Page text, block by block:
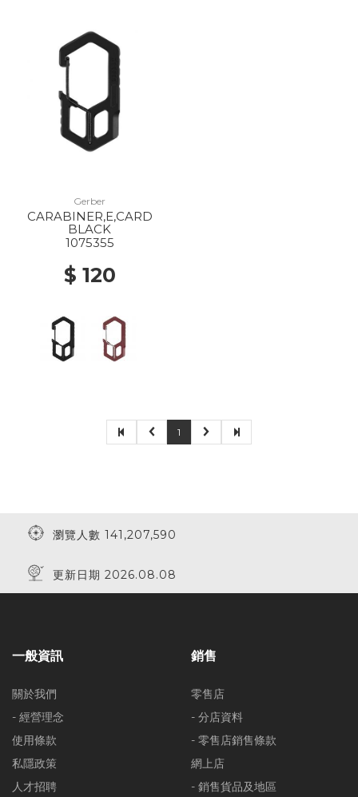
Gerber
CARABINER,E,CARD
BLACK
1075355
$ 120
1
瀏覽人數 141,207,590
更新日期 2026.08.08
一般資訊
關於我們
- 經營理念
使用條款
私隱政策
人才招聘
銷售
零售店
- 分店資料
- 零售店銷售條款
網上店
- 銷售貨品及地區